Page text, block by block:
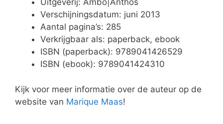
Uitgeverij: Ambo|Anthos
Verschijningsdatum: juni 2013
Aantal pagina’s: 285
Verkrijgbaar als: paperback, ebook
ISBN (paperback): 9789041426529
ISBN (ebook): 9789041424310
Kijk voor meer informatie over de auteur op de
website van Marique Maas!